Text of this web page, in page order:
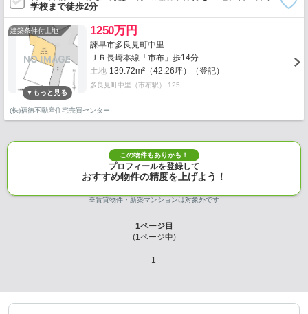
学校まで徒歩2分
建築条件付土地 1250万円
諫早市多良見町中里
ＪＲ長崎本線「市布」歩14分
土地 139.72m²（42.26坪）（登記）
多良見町中里（市布駅） 125…
(株)福徳不動産住宅売買センター
この物件もありかも！
プロフィールを登録して
おすすめ物件の精度を上げよう！
※賃貸物件・新築マンションは対象外です
1ページ目
(1ページ中)
1